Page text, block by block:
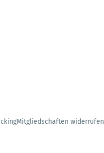
Mitgliedschaften widerrufen